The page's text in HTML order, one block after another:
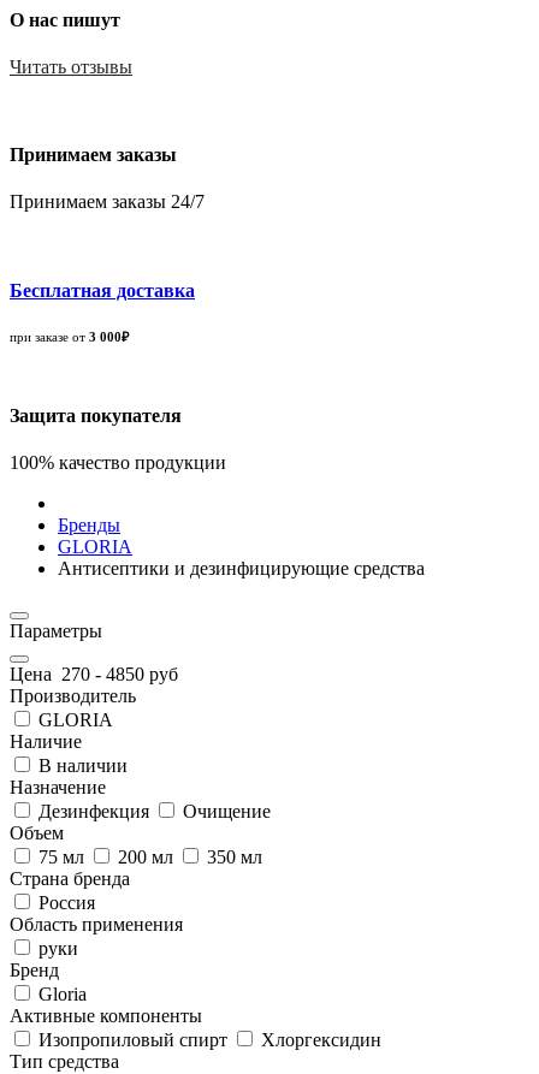
О нас пишут
Читать отзывы
Принимаем заказы
Принимаем заказы 24/7
Бесплатная доставка
при заказе от 3 000₽
Защита покупателя
100% качество продукции
Бренды
GLORIA
Антисептики и дезинфицирующие средства
Параметры
Цена 270 - 4850 руб
Производитель
GLORIA
Наличие
В наличии
Назначение
Дезинфекция
Очищение
Объем
75 мл
200 мл
350 мл
Страна бренда
Россия
Область применения
руки
Бренд
Gloria
Активные компоненты
Изопропиловый спирт
Хлоргексидин
Тип средства